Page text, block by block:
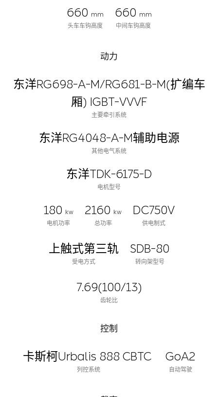
660 mm
头车车钩高度
660 mm
中间车钩高度
动力
东洋RG698-A-M/RG681-B-M(扩编车
厢) IGBT-VVVF
主要牵引系统
东洋RG4048-A-M辅助电源
其他电气系统
东洋TDK-6175-D
电机型号
180
kw
电机功率
2160
kw
总功率
DC750V
供电制式
上触式第三轨
受电方式
SDB-80
转向架型号
7.69(100/13)
齿轮比
控制
卡斯柯Urbalis 888 CBTC
列控系统
GoA2
自动驾驶